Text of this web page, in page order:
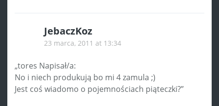
JebaczKoz
23 marca, 2011 at 13:34
„tores Napisał/a:
No i niech produkują bo mi 4 zamula ;)
Jest coś wiadomo o pojemnościach piąteczki?”